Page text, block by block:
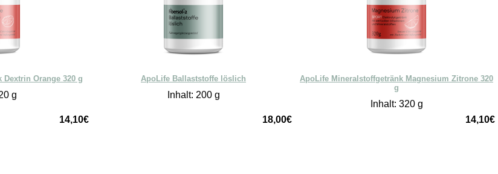
Orange 320 g
g
14,10€
ApoLife Ballaststoffe löslich
Inhalt: 200 g
18,00€
ApoLife Mineralstoffgetränk Magnesium Zitrone 320
g
Inhalt: 320 g
14,10€